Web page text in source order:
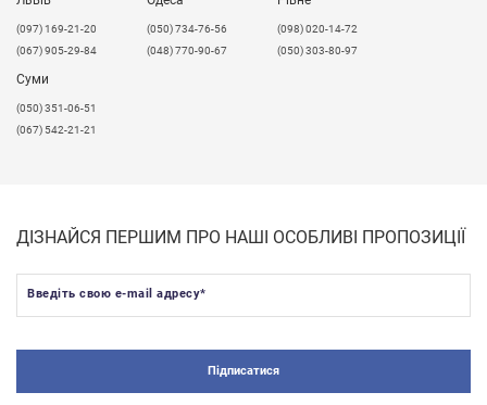
​(097) 169-21-20
(067) 905-29-84
(050) 734-76-56
(048) 770-90-67
(098) 020-14-72
(050) 303-80-97
Суми
(050) 351-06-51
(067) 542-21-21
ДІЗНАЙСЯ ПЕРШИМ ПРО НАШІ ОСОБЛИВІ ПРОПОЗИЦІЇ
Введіть свою e-mail адресу*
Підписатися